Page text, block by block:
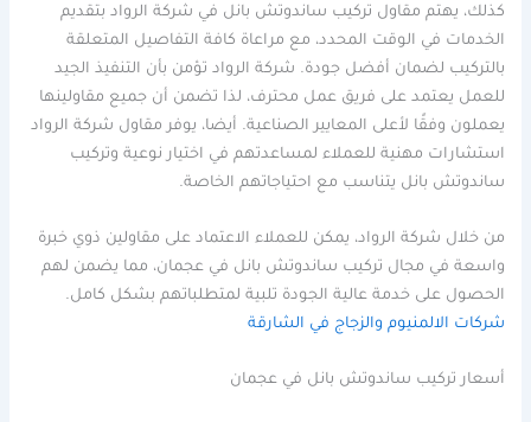
كذلك، يهتم مقاول تركيب ساندوتش بانل في شركة الرواد بتقديم
الخدمات في الوقت المحدد، مع مراعاة كافة التفاصيل المتعلقة
بالتركيب لضمان أفضل جودة. شركة الرواد تؤمن بأن التنفيذ الجيد
للعمل يعتمد على فريق عمل محترف، لذا تضمن أن جميع مقاولينها
يعملون وفقًا لأعلى المعايير الصناعية. أيضا، يوفر مقاول شركة الرواد
استشارات مهنية للعملاء لمساعدتهم في اختيار نوعية وتركيب
ساندوتش بانل يتناسب مع احتياجاتهم الخاصة.
من خلال شركة الرواد، يمكن للعملاء الاعتماد على مقاولين ذوي خبرة
واسعة في مجال تركيب ساندوتش بانل في عجمان، مما يضمن لهم
الحصول على خدمة عالية الجودة تلبية لمتطلباتهم بشكل كامل.
شركات الالمنيوم والزجاج في الشارقة
أسعار تركيب ساندوتش بانل في عجمان